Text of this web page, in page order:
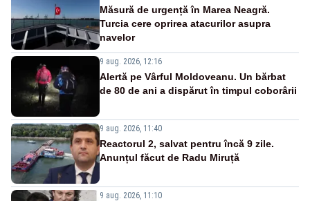
Măsură de urgență în Marea Neagră.
Turcia cere oprirea atacurilor asupra
navelor
9 aug. 2026, 12:16
Alertă pe Vârful Moldoveanu. Un bărbat
de 80 de ani a dispărut în timpul coborârii
9 aug. 2026, 11:40
Reactorul 2, salvat pentru încă 9 zile.
Anunțul făcut de Radu Miruță
9 aug. 2026, 11:10